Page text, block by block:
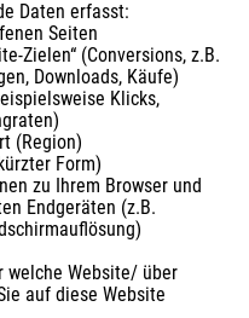
Daten erfasst:
Seiten
Zielen“ (Conversions, z.B.
Downloads, Käufe)
Klicks,
(Region)
Form)
zu Ihrem Browser und
Endgeräten (z.B.
welche Website/ über
auf diese Website